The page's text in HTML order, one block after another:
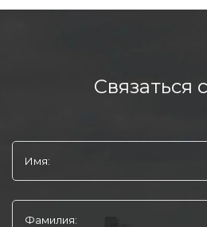
Связаться
Имя:
Фамилия: